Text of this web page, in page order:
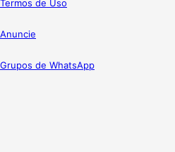
Termos de Uso
Anuncie
Grupos de WhatsApp